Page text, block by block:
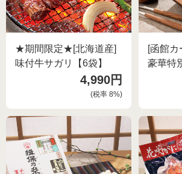
美容 健康
生活用品
リフォーム
お酒
DVD 書籍
どさんこ市場（金曜日）
ラジオホームショップ
どさんこくんグッズ
会社概要
ご利用ガイド
★期間限定★[北海道産]
味付牛サガリ【6袋】
4,990円
(税率8%)
[函館カ
豪華特